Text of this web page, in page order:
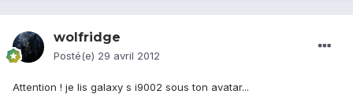
wolfridge
Posté(e) 29 avril 2012
Attention ! je lis galaxy s i9002 sous ton avatar...